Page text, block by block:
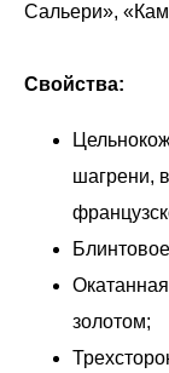
Сальери»,
Свойства:
шагрени,
золотом;